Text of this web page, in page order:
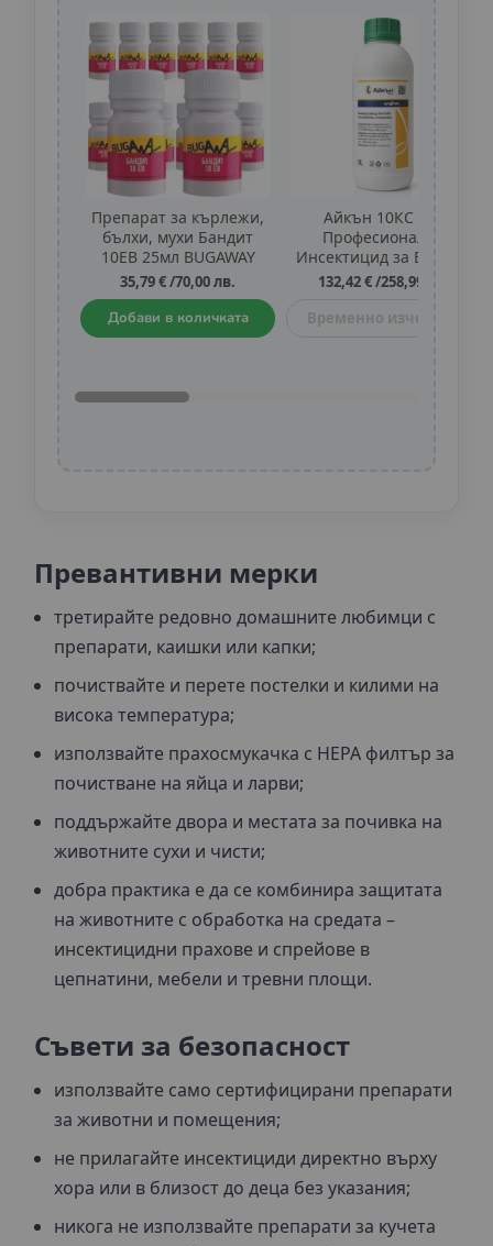
Препарат за кърлежи,
бълхи, мухи Бандит
10ЕВ 25мл BUGAWAY
12бр
35,79 €/70,00 лв.
Добави в количката
Айкън 10КС 1л.:
Професионален
Инсектицид за Борба с
Летящи и Пълзящи
Бълхи
132,42 €/258,99 лв.
Временно изчерпан
Превантивни мерки
третирайте редовно домашните любимци с
препарати, каишки или капки;
почиствайте и перете постелки и килими на
висока температура;
използвайте прахосмукачка с HEPA филтър за
почистване на яйца и ларви;
поддържайте двора и местата за почивка на
животните сухи и чисти;
добра практика е да се комбинира защитата
на животните с обработка на средата –
инсектицидни прахове и спрейове в
цепнатини, мебели и тревни площи.
Съвети за безопасност
използвайте само сертифицирани препарати
за животни и помещения;
не прилагайте инсектициди директно върху
хора или в близост до деца без указания;
никога не използвайте препарати за кучета